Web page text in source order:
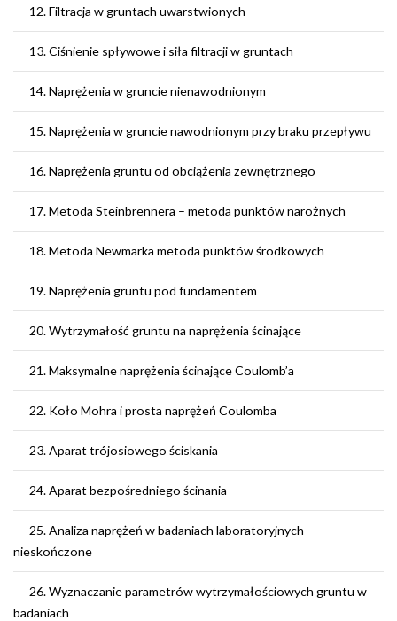
12. Filtracja w gruntach uwarstwionych
13. Ciśnienie spływowe i siła filtracji w gruntach
14. Naprężenia w gruncie nienawodnionym
15. Naprężenia w gruncie nawodnionym przy braku przepływu
16. Naprężenia gruntu od obciążenia zewnętrznego
17. Metoda Steinbrennera – metoda punktów narożnych
18. Metoda Newmarka metoda punktów środkowych
19. Naprężenia gruntu pod fundamentem
20. Wytrzymałość gruntu na naprężenia ścinające
21. Maksymalne naprężenia ścinające Coulomb’a
22. Koło Mohra i prosta naprężeń Coulomba
23. Aparat trójosiowego ściskania
24. Aparat bezpośredniego ścinania
25. Analiza naprężeń w badaniach laboratoryjnych –
nieskończone
26. Wyznaczanie parametrów wytrzymałościowych gruntu w
badaniach